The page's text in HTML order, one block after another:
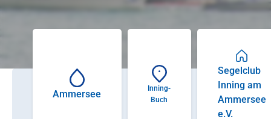
Ammersee
Inning-
Buch
Segelclub
Inning am
Ammersee
e.V.